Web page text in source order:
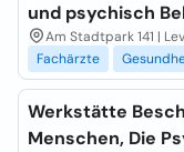
und psychisch
Am Stadtpark 141 |
Fachärzte
Werkstätte
Menschen, Die